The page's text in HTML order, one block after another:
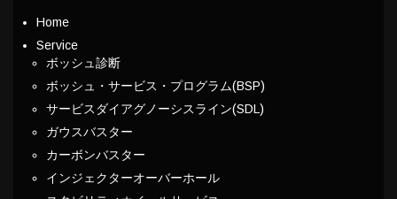
Home
Service
ボッシュ診断
ボッシュ・サービス・プログラム(BSP)
サービスダイアグノーシスライン(SDL)
ガウスバスター
カーボンバスター
インジェクターオーバーホール